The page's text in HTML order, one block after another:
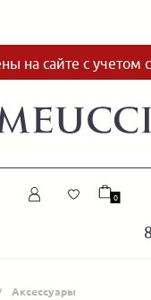
на сайте с учетом
0
Аксессуары